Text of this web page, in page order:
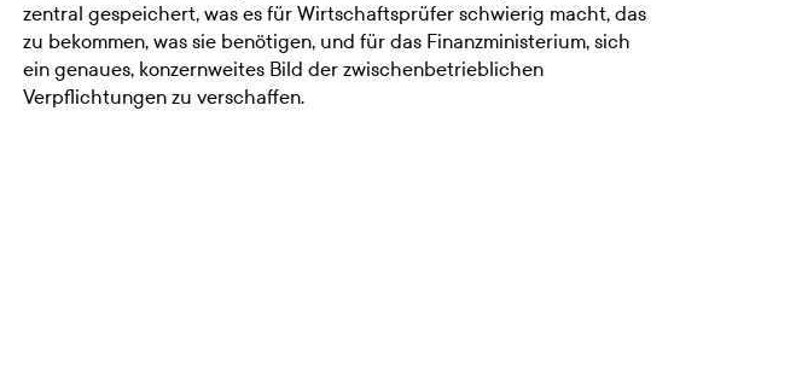
zentral gespeichert, was es für Wirtschaftsprüfer schwierig macht, das
zu bekommen, was sie benötigen, und für das Finanzministerium, sich
ein genaues, konzernweites Bild der zwischenbetrieblichen
Verpflichtungen zu verschaffen.